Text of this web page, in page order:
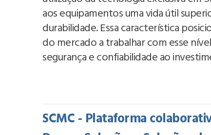
aos equipamentos uma vida útil
durabilidade. Essa característica
do mercado a trabalhar com esse
segurança e confiabilidade ao
SCMC - Plataforma